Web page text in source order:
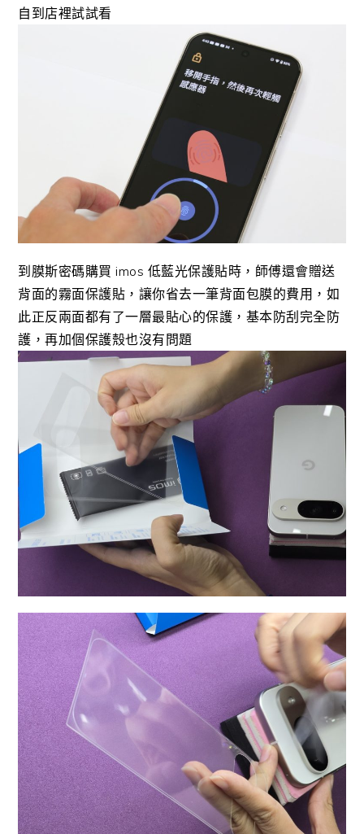
自到店裡試試看
到膜斯密碼購買 imos 低藍光保護貼時，師傅還會贈送
背面的霧面保護貼，讓你省去一筆背面包膜的費用，如
此正反兩面都有了一層最貼心的保護，基本防刮完全防
護，再加個保護殼也沒有問題